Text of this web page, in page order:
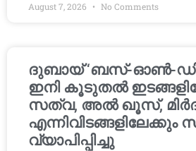
August 7, 2026 No Comments
ദുബായ് ‘ബസ്-ഓൺ-
ഇനി കൂടുതൽ
സത്വ, അൽ ഖൂസ്,
എന്നിവിടങ്ങളിലേക്കും
വ്യാപിപ്പിച്ചു